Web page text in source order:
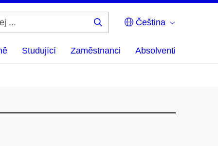
Čeština
Studující Zaměstnanci Absolventi